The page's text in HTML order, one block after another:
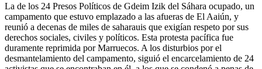
La de los 24 Presos Políticos de Gdeim Izik del Sáhara ocupado, un
campamento que estuvo emplazado a las afueras de El Aaiún, y
reunió a decenas de miles de saharauis que exigían respeto por sus
derechos sociales, civiles y políticos. Esta protesta pacífica fue
duramente reprimida por Marruecos. A los disturbios por el
desmantelamiento del campamento, siguió el encarcelamiento de 24